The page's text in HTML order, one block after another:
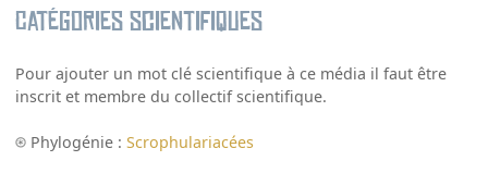
Catégories scientifiques
Pour ajouter un mot clé scientifique à ce média il faut être
inscrit et membre du collectif scientifique.
Phylogénie :Scrophulariacées